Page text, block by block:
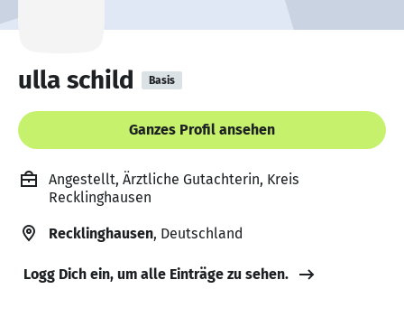
ulla schild Basis
Ganzes Profil ansehen
Angestellt, Ärztliche Gutachterin, Kreis
Recklinghausen
Recklinghausen, Deutschland
Logg Dich ein, um alle Einträge zu sehen.